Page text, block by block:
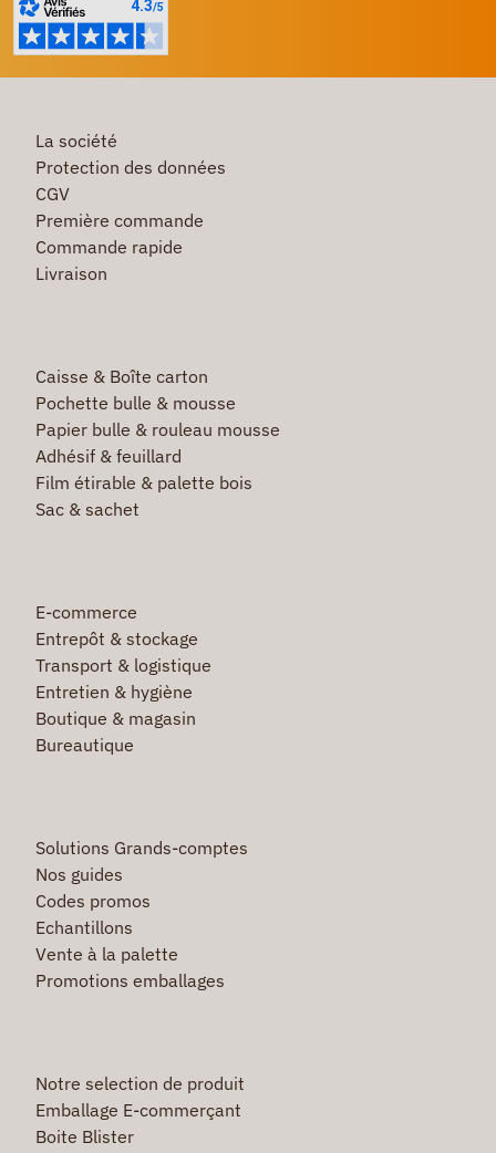
La société
Protection des données
CGV
Première commande
Commande rapide
Livraison
Caisse & Boîte carton
Pochette bulle & mousse
Papier bulle & rouleau mousse
Adhésif & feuillard
Film étirable & palette bois
Sac & sachet
E-commerce
Entrepôt & stockage
Transport & logistique
Entretien & hygiène
Boutique & magasin
Bureautique
Solutions Grands-comptes
Nos guides
Codes promos
Echantillons
Vente à la palette
Promotions emballages
Notre selection de produit
Emballage E-commerçant
Boite Blister